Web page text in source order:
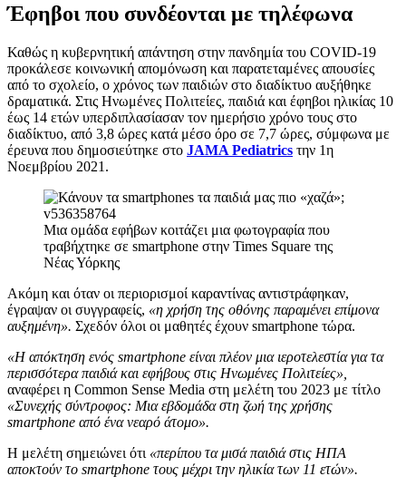
Έφηβοι που συνδέονται με τηλέφωνα
Καθώς η κυβερνητική απάντηση στην πανδημία του COVID-19
προκάλεσε κοινωνική απομόνωση και παρατεταμένες απουσίες
από το σχολείο, ο χρόνος των παιδιών στο διαδίκτυο αυξήθηκε
δραματικά. Στις Ηνωμένες Πολιτείες, παιδιά και έφηβοι ηλικίας 10
έως 14 ετών υπερδιπλασίασαν τον ημερήσιο χρόνο τους στο
διαδίκτυο, από 3,8 ώρες κατά μέσο όρο σε 7,7 ώρες, σύμφωνα με
έρευνα που δημοσιεύτηκε στο JAMA Pediatrics την 1η
Νοεμβρίου 2021.
Μια ομάδα εφήβων κοιτάζει μια φωτογραφία που
τραβήχτηκε σε smartphone στην Times Square της
Νέας Υόρκης
Ακόμη και όταν οι περιορισμοί καραντίνας αντιστράφηκαν,
έγραψαν οι συγγραφείς, «η χρήση της οθόνης παραμένει επίμονα
αυξημένη». Σχεδόν όλοι οι μαθητές έχουν smartphone τώρα.
«Η απόκτηση ενός smartphone είναι πλέον μια ιεροτελεστία για τα
περισσότερα παιδιά και εφήβους στις Ηνωμένες Πολιτείες»,
αναφέρει η Common Sense Media στη μελέτη του 2023 με τίτλο
«Συνεχής σύντροφος: Μια εβδομάδα στη ζωή της χρήσης
smartphone από ένα νεαρό άτομο».
Η μελέτη σημειώνει ότι «περίπου τα μισά παιδιά στις ΗΠΑ
αποκτούν το smartphone τους μέχρι την ηλικία των 11 ετών».